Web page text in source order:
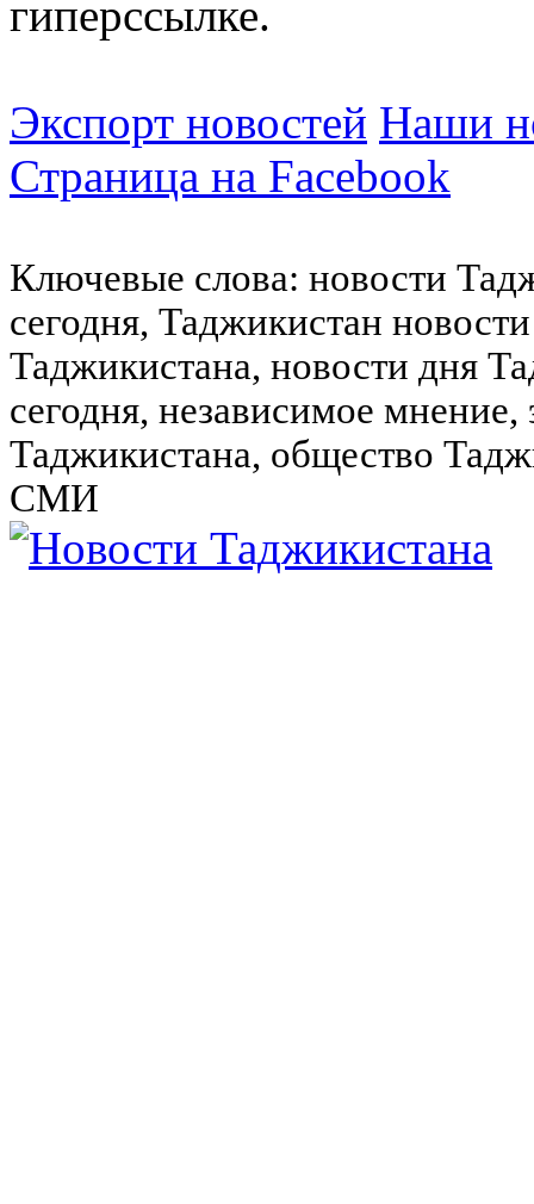
гиперссылке.
Экспорт новостей Наши
Страница на Facebook
Ключевые слова: новости
сегодня, Таджикистан
Таджикистана, новости дня
сегодня, независимое
Таджикистана, общество
СМИ